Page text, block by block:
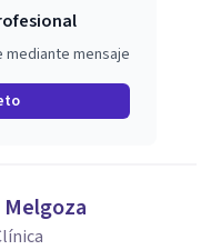
mediante mensaje
Melgoza